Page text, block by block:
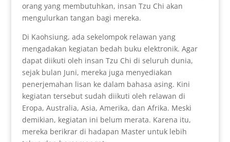
orang yang membutuhkan, insan Tzu Chi akan
mengulurkan tangan bagi mereka.
Di Kaohsiung, ada sekelompok relawan yang
mengadakan kegiatan bedah buku elektronik. Agar
dapat diikuti oleh insan Tzu Chi di seluruh dunia,
sejak bulan Juni, mereka juga menyediakan
penerjemahan lisan ke dalam bahasa asing. Kini
kegiatan tersebut sudah diikuti oleh relawan di
Eropa, Australia, Asia, Amerika, dan Afrika. Meski
demikian, kegiatan ini belum merata. Karena itu,
mereka berikrar di hadapan Master untuk lebih